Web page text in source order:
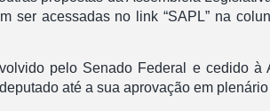
ser acessadas no link “SAPL” na
pelo Senado Federal e cedido
até a sua aprovação em